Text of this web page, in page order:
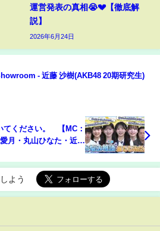
運営発表の真相😭💔【徹底解
説】
2026年6月24日
- 近藤 沙樹(AKB48 20期研究生)
てください。 【MC：
月・丸山ひなた・近藤
よう